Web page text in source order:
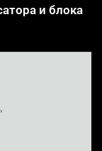
и блока